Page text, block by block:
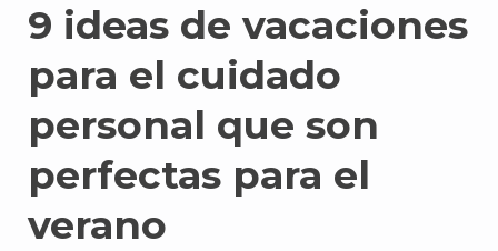
9 ideas de vacaciones
para el cuidado
personal que son
perfectas para el
verano